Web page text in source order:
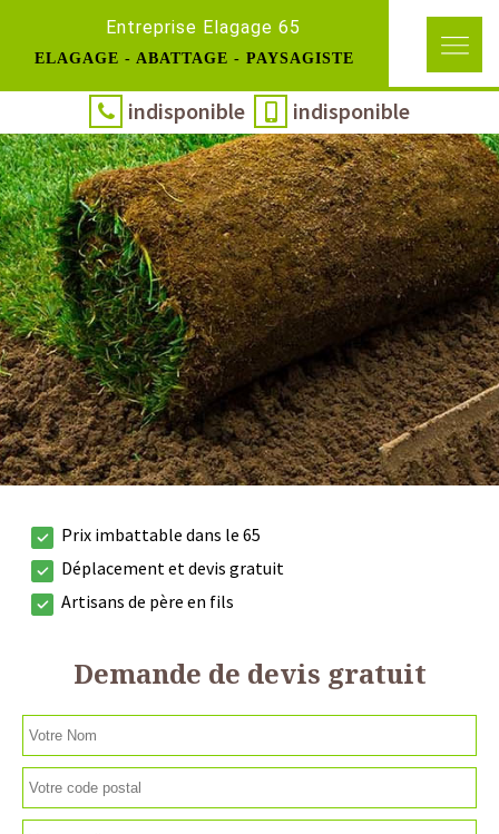
Entreprise Elagage 65
ELAGAGE - ABATTAGE - PAYSAGISTE
indisponible indisponible
Prix imbattable dans le 65
Déplacement et devis gratuit
Artisans de père en fils
Demande de devis gratuit